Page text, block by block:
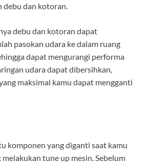
debu dan kotoran.
debu dan kotoran dapat
pasokan udara ke dalam ruang
dapat mengurangi performa
udara dapat dibersihkan,
maksimal kamu dapat mengganti
komponen yang diganti saat kamu
tune up mesin. Sebelum